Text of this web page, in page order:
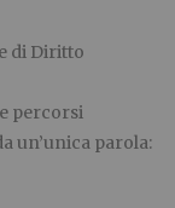
di Diritto
percorsi
un’unica parola: